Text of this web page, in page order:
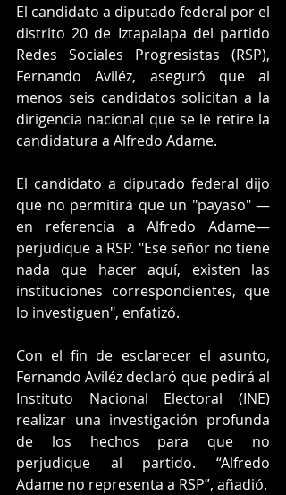
El candidato a diputado federal por el
distrito 20 de Iztapalapa del partido
Redes Sociales Progresistas (RSP),
Fernando Aviléz, aseguró que al
menos seis candidatos solicitan a la
dirigencia nacional que se le retire la
candidatura a Alfredo Adame.
El candidato a diputado federal dijo
que no permitirá que un "payaso" —
en referencia a Alfredo Adame—
perjudique a RSP. "Ese señor no tiene
nada que hacer aquí, existen las
instituciones correspondientes, que
lo investiguen", enfatizó.
Con el fin de esclarecer el asunto,
Fernando Aviléz declaró que pedirá al
Instituto Nacional Electoral (INE)
realizar una investigación profunda
de los hechos para que no
perjudique al partido. “Alfredo
Adame no representa a RSP”, añadió.